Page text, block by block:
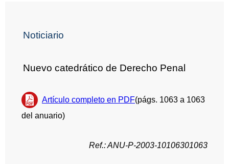
Noticiario
Nuevo catedrático de Derecho Penal
Artículo completo en PDF(págs. 1063 a 1063
del anuario)
Ref.: ANU-P-2003-10106301063